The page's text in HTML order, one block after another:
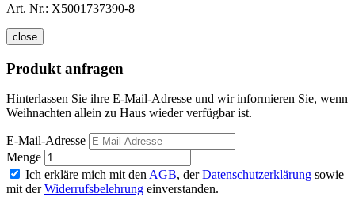
Art. Nr.: X5001737390-8
close
Produkt anfragen
Hinterlassen Sie ihre E-Mail-Adresse und wir informieren Sie, wenn
Weihnachten allein zu Haus wieder verfügbar ist.
E-Mail-Adresse
Menge
Ich erkläre mich mit den AGB, derDatenschutzerklärung sowie
mit derWiderrufsbelehrung einverstanden.